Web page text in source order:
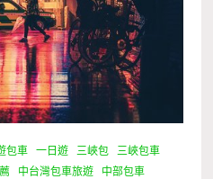
包車 一日遊 三峽包
三峽包車
中台灣包車旅遊 中部包車